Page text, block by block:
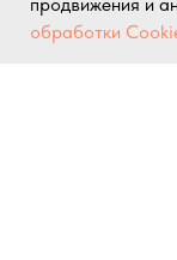
обработки